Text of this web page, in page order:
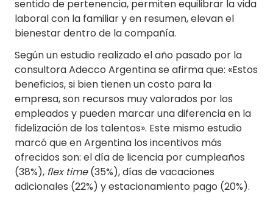
sentido de pertenencia, permiten equilibrar la vida
laboral con la familiar y en resumen, elevan el
bienestar dentro de la compañía.
Según un estudio realizado el año pasado por la
consultora Adecco Argentina se afirma que: «Estos
beneficios, si bien tienen un costo para la
empresa, son recursos muy valorados por los
empleados y pueden marcar una diferencia en la
fidelización de los talentos». Este mismo estudio
marcó que en Argentina los incentivos más
ofrecidos son: el día de licencia por cumpleaños
(38%), flex time(35%), días de vacaciones
adicionales (22%) y estacionamiento pago (20%).